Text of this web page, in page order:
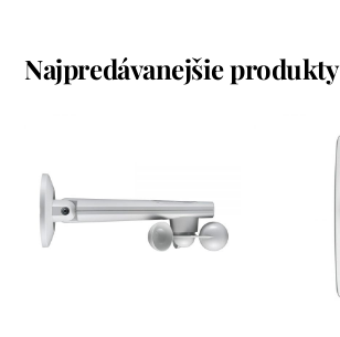
Najpredávanejšie produkty